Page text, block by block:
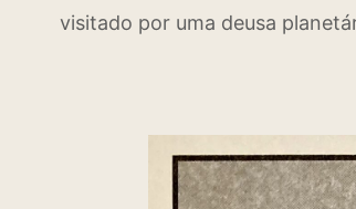
visitado por uma deusa